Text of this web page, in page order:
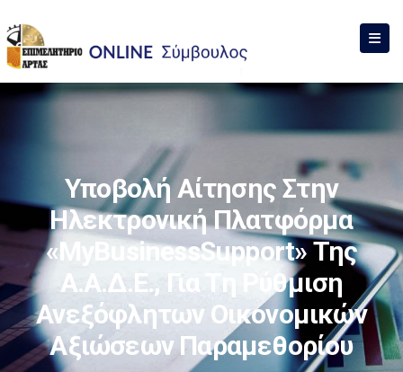
Υποβολή Αίτησης Στην
Ηλεκτρονική Πλατφόρμα
«myBusinessSupport» Της
Α.Α.Δ.Ε., Για Τη Ρύθμιση
Ανεξόφλητων Οικονομικών
Αξιώσεων Παραμεθορίου